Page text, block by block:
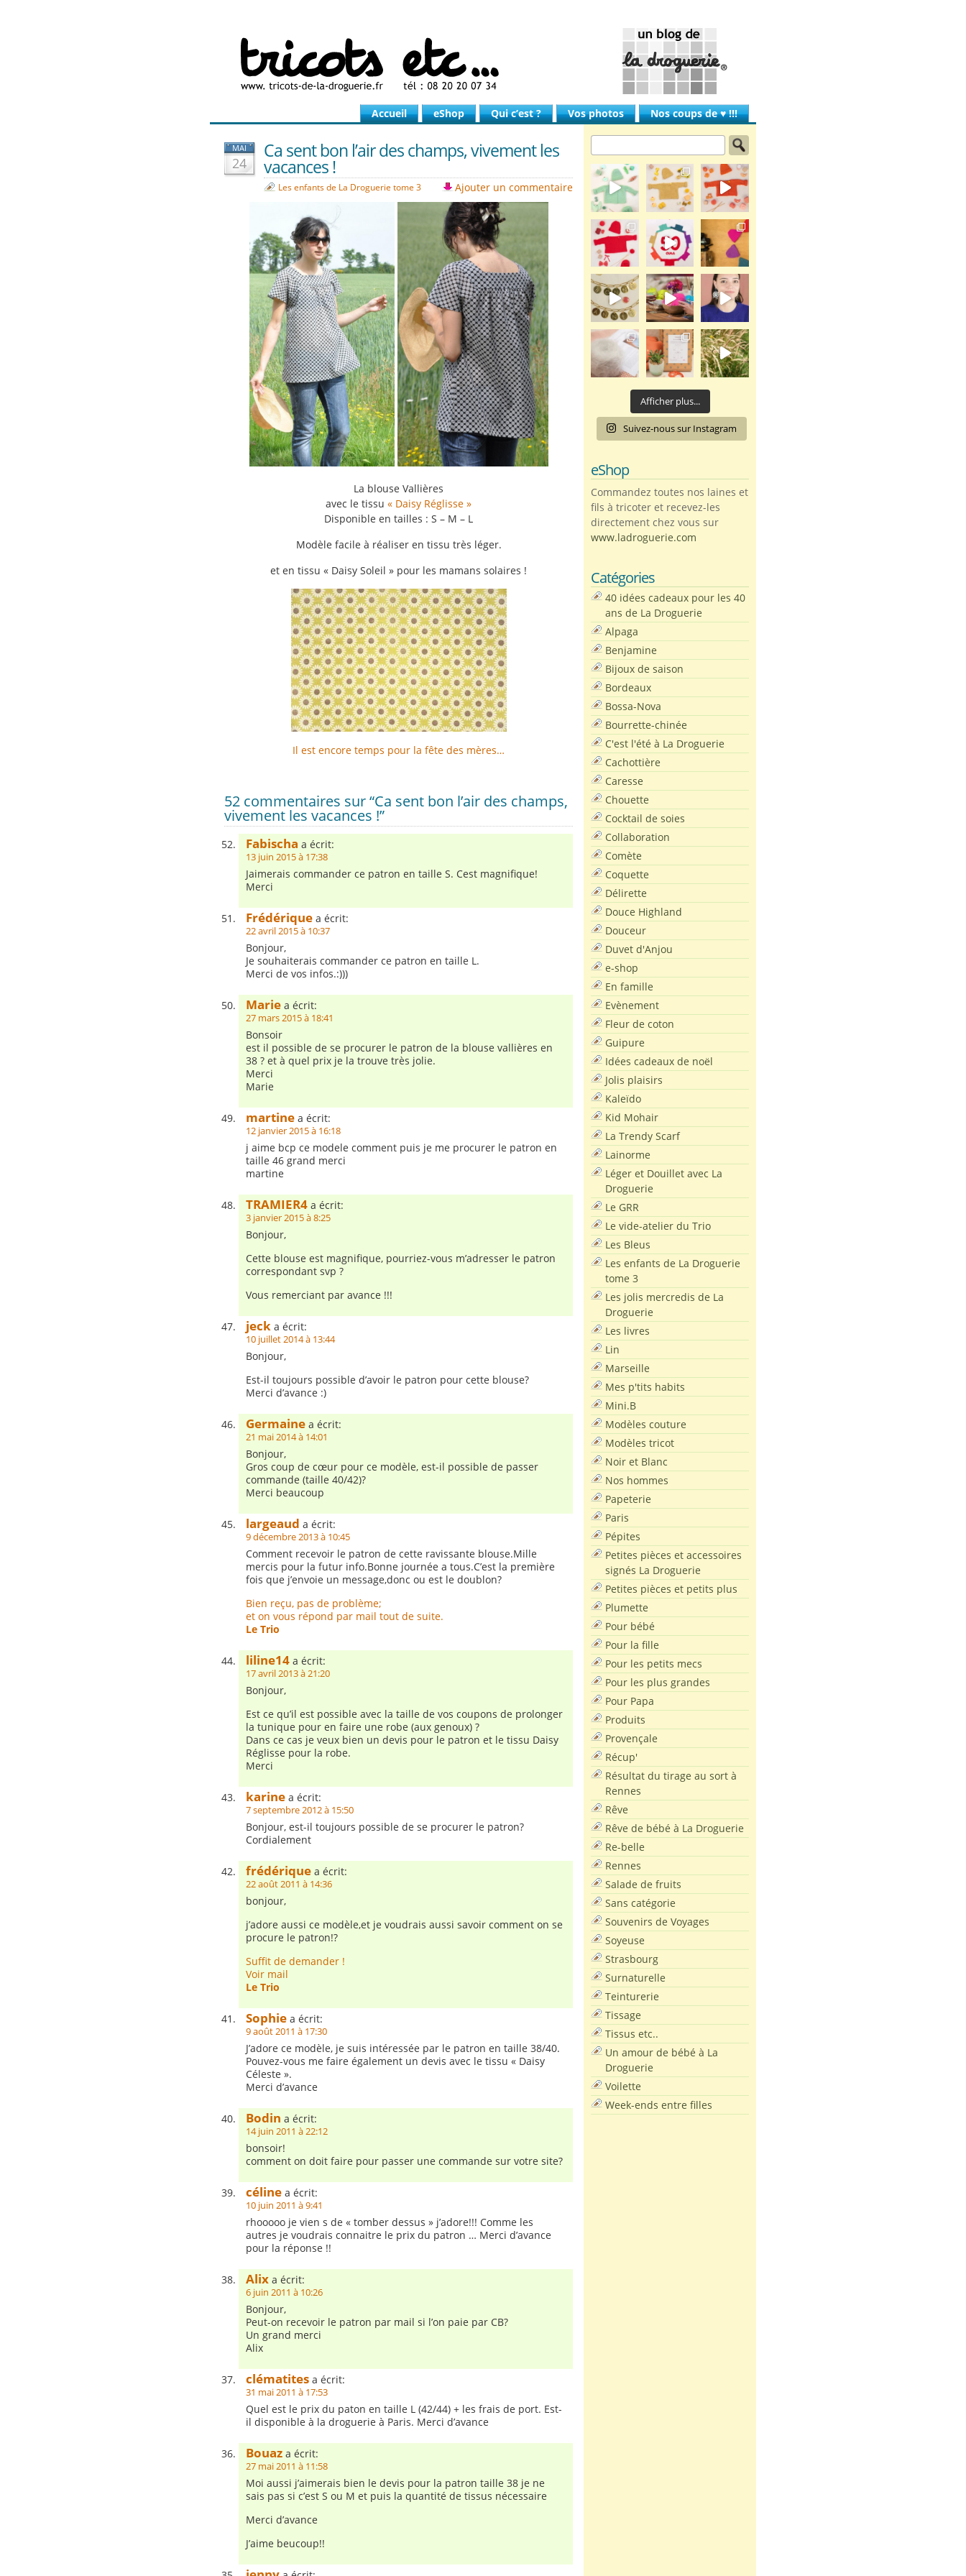
Accueil eShop Qui c’est ? Vos photos Nos coups de ♥ !!!
MAI
24
Ca sent bon l’air des champs, vivement les
vacances !
Les enfants de La Droguerie tome 3 Ajouter un commentaire
La blouse Vallières
avec le tissu « Daisy Réglisse »
Disponible en tailles : S – M – L
Modèle facile à réaliser en tissu très léger.
et en tissu « Daisy Soleil » pour les mamans solaires !
Il est encore temps pour la fête des mères…
52 commentaires sur “Ca sent bon l’air des champs,
vivement les vacances !”
Fabischa a écrit:
13 juin 2015 à 17:38
Jaimerais commander ce patron en taille S. Cest magnifique!
Merci
Frédérique a écrit:
22 avril 2015 à 10:37
Bonjour,
Je souhaiterais commander ce patron en taille L.
Merci de vos infos.:)))
Marie a écrit:
27 mars 2015 à 18:41
Bonsoir
est il possible de se procurer le patron de la blouse vallières en
38 ? et à quel prix je la trouve très jolie.
Merci
Marie
martine a écrit:
12 janvier 2015 à 16:18
j aime bcp ce modele comment puis je me procurer le patron en
taille 46 grand merci
martine
TRAMIER4 a écrit:
3 janvier 2015 à 8:25
Bonjour,
Cette blouse est magnifique, pourriez-vous m’adresser le patron
correspondant svp ?
Vous remerciant par avance !!!
jeck a écrit:
10 juillet 2014 à 13:44
Bonjour,
Est-il toujours possible d’avoir le patron pour cette blouse?
Merci d’avance :)
Germaine a écrit:
21 mai 2014 à 14:01
Bonjour,
Gros coup de cœur pour ce modèle, est-il possible de passer
commande (taille 40/42)?
Merci beaucoup
largeaud a écrit:
9 décembre 2013 à 10:45
Comment recevoir le patron de cette ravissante blouse.Mille
mercis pour la futur info.Bonne journée a tous.C’est la première
fois que j’envoie un message,donc ou est le doublon?
Bien reçu, pas de problème;
et on vous répond par mail tout de suite.
Le Trio
liline14 a écrit:
17 avril 2013 à 21:20
Bonjour,
Est ce qu’il est possible avec la taille de vos coupons de prolonger
la tunique pour en faire une robe (aux genoux) ?
Dans ce cas je veux bien un devis pour le patron et le tissu Daisy
Réglisse pour la robe.
Merci
karine a écrit:
7 septembre 2012 à 15:50
Bonjour, est-il toujours possible de se procurer le patron?
Cordialement
frédérique a écrit:
22 août 2011 à 14:36
bonjour,
j’adore aussi ce modèle,et je voudrais aussi savoir comment on se
procure le patron!?
Suffit de demander !
Voir mail
Le Trio
Sophie a écrit:
9 août 2011 à 17:30
J’adore ce modèle, je suis intéressée par le patron en taille 38/40.
Pouvez-vous me faire également un devis avec le tissu « Daisy
Céleste ».
Merci d’avance
Bodin a écrit:
14 juin 2011 à 22:12
bonsoir!
comment on doit faire pour passer une commande sur votre site?
céline a écrit:
10 juin 2011 à 9:41
rhooooo je vien s de « tomber dessus » j’adore!!! Comme les
autres je voudrais connaitre le prix du patron … Merci d’avance
pour la réponse !!
Alix a écrit:
6 juin 2011 à 10:26
Bonjour,
Peut-on recevoir le patron par mail si l’on paie par CB?
Un grand merci
Alix
clématites a écrit:
31 mai 2011 à 17:53
Quel est le prix du paton en taille L (42/44) + les frais de port. Est-
il disponible à la droguerie à Paris. Merci d’avance
Bouaz a écrit:
27 mai 2011 à 11:58
Moi aussi j’aimerais bien le devis pour la patron taille 38 je ne
sais pas si c’est S ou M et puis la quantité de tissus nécessaire
Merci d’avance
J’aime beucoup!!
Afficher plus...
Suivez-nous sur Instagram
eShop
Commandez toutes nos laines et
fils à tricoter et recevez-les
directement chez vous sur
www.ladroguerie.com
Catégories
40 idées cadeaux pour les 40
ans de La Droguerie
Alpaga
Benjamine
Bijoux de saison
Bordeaux
Bossa-Nova
Bourrette-chinée
C'est l'été à La Droguerie
Cachottière
Caresse
Chouette
Cocktail de soies
Collaboration
Comète
Coquette
Délirette
Douce Highland
Douceur
Duvet d'Anjou
e-shop
En famille
Evènement
Fleur de coton
Guipure
Idées cadeaux de noël
Jolis plaisirs
Kaleïdo
Kid Mohair
La Trendy Scarf
Lainorme
Léger et Douillet avec La
Droguerie
Le GRR
Le vide-atelier du Trio
Les Bleus
Les enfants de La Droguerie
tome 3
Les jolis mercredis de La
Droguerie
Les livres
Lin
Marseille
Mes p'tits habits
Mini.B
Modèles couture
Modèles tricot
Noir et Blanc
Nos hommes
Papeterie
Paris
Pépites
Petites pièces et accessoires
signés La Droguerie
Petites pièces et petits plus
Plumette
Pour bébé
Pour la fille
Pour les petits mecs
Pour les plus grandes
Pour Papa
Produits
Provençale
Récup'
Résultat du tirage au sort à
Rennes
Rêve
Rêve de bébé à La Droguerie
Re-belle
Rennes
Salade de fruits
Sans catégorie
Souvenirs de Voyages
Soyeuse
Strasbourg
Surnaturelle
Teinturerie
Tissage
Tissus etc..
Un amour de bébé à La
Droguerie
Voilette
Week-ends entre filles